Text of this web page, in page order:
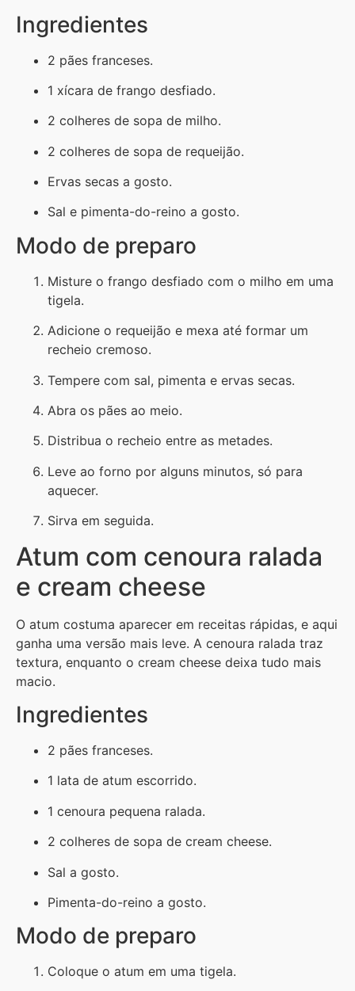
Ingredientes
2 pães franceses.
1 xícara de frango desfiado.
2 colheres de sopa de milho.
2 colheres de sopa de requeijão.
Ervas secas a gosto.
Sal e pimenta-do-reino a gosto.
Modo de preparo
Misture o frango desfiado com o milho em uma
tigela.
Adicione o requeijão e mexa até formar um
recheio cremoso.
Tempere com sal, pimenta e ervas secas.
Abra os pães ao meio.
Distribua o recheio entre as metades.
Leve ao forno por alguns minutos, só para
aquecer.
Sirva em seguida.
Atum com cenoura ralada
e cream cheese
O atum costuma aparecer em receitas rápidas, e aqui
ganha uma versão mais leve. A cenoura ralada traz
textura, enquanto o cream cheese deixa tudo mais
macio.
Ingredientes
2 pães franceses.
1 lata de atum escorrido.
1 cenoura pequena ralada.
2 colheres de sopa de cream cheese.
Sal a gosto.
Pimenta-do-reino a gosto.
Modo de preparo
Coloque o atum em uma tigela.